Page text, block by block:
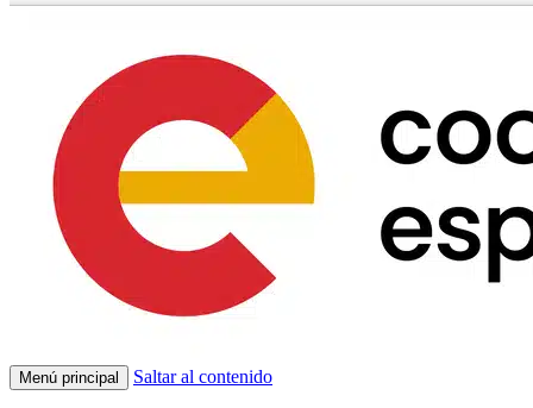
Menú principal Saltar al contenido